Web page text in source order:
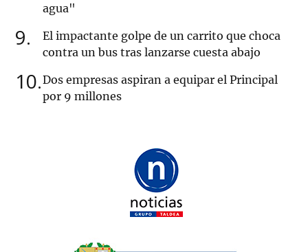
agua"
9
El impactante golpe de un carrito que choca
contra un bus tras lanzarse cuesta abajo
10 Dos empresas aspiran a equipar el Principal
por 9 millones